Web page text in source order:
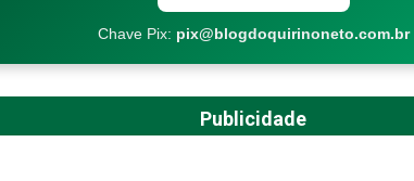
Chave Pix: pix@blogdoquirinoneto.com.br
Publicidade